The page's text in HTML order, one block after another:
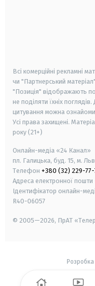
Всі комерційні рекламні
чи "Партнерський
"Позиція" відображають
не поділяти їхніх
цитування можна
Усі права захищені.
року (21+)
Онлайн-медіа «24 Канал»
пл. Галицька, буд. 15, м.
Телефон +380 (32) 229-77-
Адреса електронної
Ідентифікатор онлайн-
R40-06057
© 2005—2026, ПрАТ
Розробка